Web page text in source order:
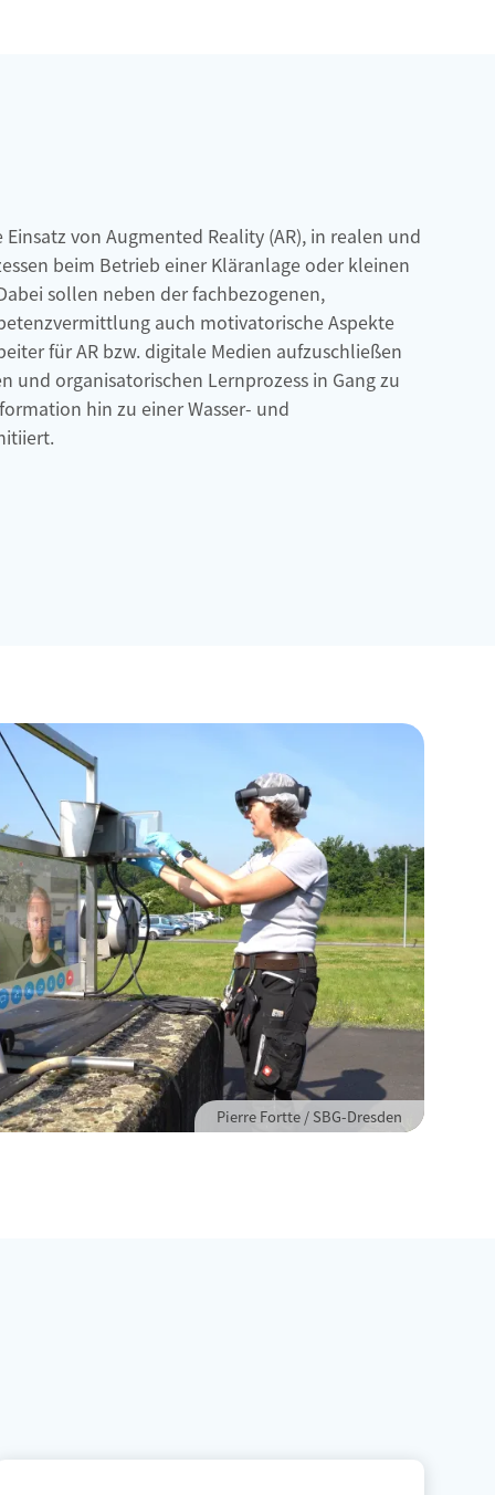
von Augmented Reality (AR), in realen und
beim Betrieb einer Kläranlage oder kleinen
sollen neben der fachbezogenen,
auch motivatorische Aspekte
für AR bzw. digitale Medien aufzuschließen
und organisatorischen Lernprozess in Gang zu
hin zu einer Wasser- und
Pierre Fortte / SBG-Dresden